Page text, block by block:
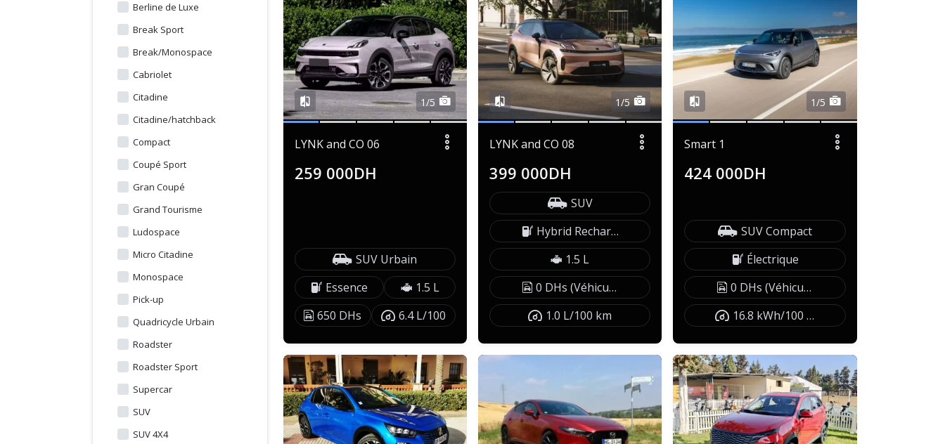
Berline de Luxe
Break Sport
Break/Monospace
Cabriolet
Citadine
Citadine/hatchback
Compact
Coupé Sport
Gran Coupé
Grand Tourisme
Ludospace
Micro Citadine
Monospace
Pick-up
Quadricycle Urbain
Roadster
Roadster Sport
Supercar
SUV
SUV 4X4
1/5
LYNK and CO 06
259 000DH
SUV Urbain
Essence
1.5 L
650 DHs
6.4 L/100
1/5
LYNK and CO 08
399 000DH
SUV
Hybrid Rechargeable
1.5 L
0 DHs (Véhicule exonéré)
1.0 L/100 km
1/5
Smart 1
424 000DH
SUV Compact
Électrique
0 DHs (Véhicule exonéré)
16.8 kWh/100 km